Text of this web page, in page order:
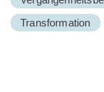
Transformation